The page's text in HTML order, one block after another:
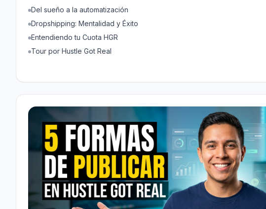
Del sueño a la automatización
Dropshipping: Mentalidad y Éxito
Entendiendo tu Cuota HGR
Tour por Hustle Got Real